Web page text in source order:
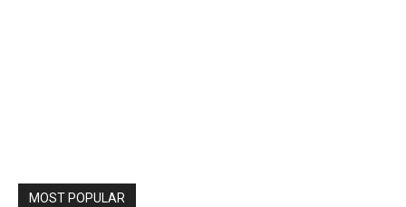
MOST POPULAR